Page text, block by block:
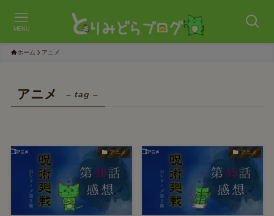
MENU
ホーム アニメ
アニメ – tag –
アニメ アニメ